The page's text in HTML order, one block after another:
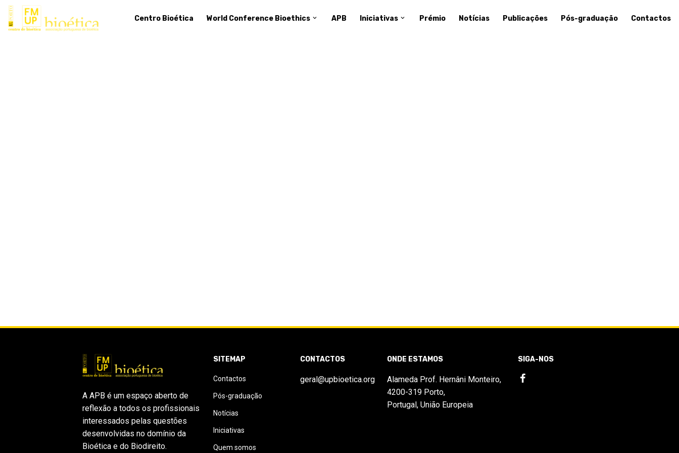
Centro Bioética World Conference Bioethics APB Iniciativas Prémio Notícias Publicações Pós-graduação Contactos
A APB é um espaço aberto de
reflexão a todos os profissionais
interessados pelas questões
desenvolvidas no domínio da
Bioética e do Biodireito.
SITEMAP
Contactos
Pós-graduação
Notícias
Iniciativas
Quem somos
CONTACTOS
geral@upbioetica.org
ONDE ESTAMOS
Alameda Prof. Hernâni Monteiro,
4200-319 Porto,
Portugal, União Europeia
SIGA-NOS